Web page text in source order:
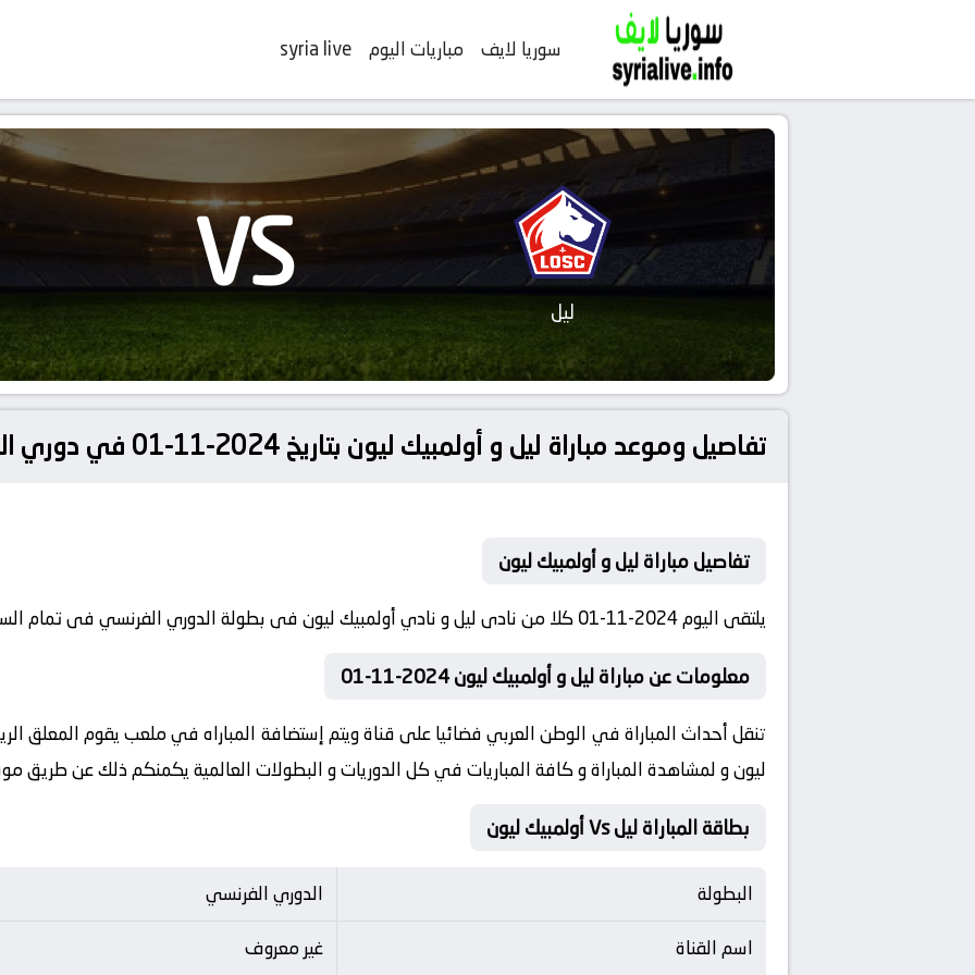
سوريا لايف مباريات اليوم syria live
ليل VS
تفاصيل وموعد مباراة ليل و أولمبيك ليون بتاريخ 2024-11-01 في دوري الدوري الفرنسي
تفاصيل مباراة ليل و أولمبيك ليون
يلتقى اليوم 2024-11-01 كلا من نادى ليل و نادي أولمبيك ليون فى بطولة الدوري الفرنسي فى تمام الساعه 23:00 بتوقيت مصر.
معلومات عن مباراة ليل و أولمبيك ليون 2024-11-01
تنقل أحداث المباراة في الوطن العربي فضائيا على قناة ويتم إستضافة المباراه في ملعب يقوم المعلق
ليون و لمشاهدة المباراة و كافة المباريات في كل الدوريات و البطولات العالمية يكمنكم ذلك عن طريق
بطاقة المباراة ليل Vs أولمبيك ليون
البطولة
الدوري الفرنسي
اسم القناة
غير معروف